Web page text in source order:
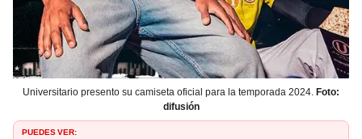
Universitario presento su camiseta oficial para la temporada 2024. Foto:
difusión
PUEDES VER: